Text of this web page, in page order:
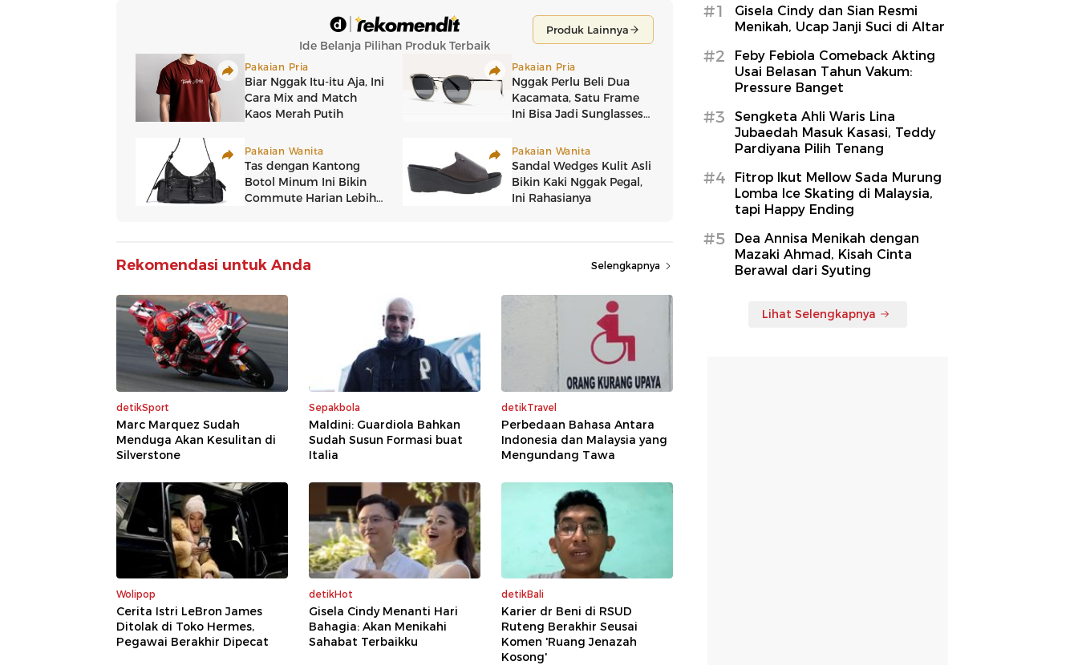
Rekomendasi untuk Anda Selengkapnya
detikSport
Marc Marquez Sudah
Menduga Akan Kesulitan di
Silverstone
Sepakbola
Maldini: Guardiola Bahkan
Sudah Susun Formasi buat
Italia
detikTravel
Perbedaan Bahasa Antara
Indonesia dan Malaysia yang
Mengundang Tawa
Wolipop
Cerita Istri LeBron James
Ditolak di Toko Hermes,
Pegawai Berakhir Dipecat
detikHot
Gisela Cindy Menanti Hari
Bahagia: Akan Menikahi
Sahabat Terbaikku
detikBali
Karier dr Beni di RSUD
Ruteng Berakhir Seusai
Komen 'Ruang Jenazah
Kosong'
#1
Gisela Cindy dan Sian Resmi
Menikah, Ucap Janji Suci di Altar
#2
Feby Febiola Comeback Akting
Usai Belasan Tahun Vakum:
Pressure Banget
#3
Sengketa Ahli Waris Lina
Jubaedah Masuk Kasasi, Teddy
Pardiyana Pilih Tenang
#4
Fitrop Ikut Mellow Sada Murung
Lomba Ice Skating di Malaysia,
tapi Happy Ending
#5
Dea Annisa Menikah dengan
Mazaki Ahmad, Kisah Cinta
Berawal dari Syuting
Lihat Selengkapnya